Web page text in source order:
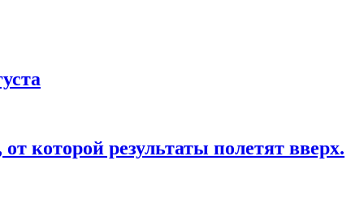
которой результаты полетят вверх.